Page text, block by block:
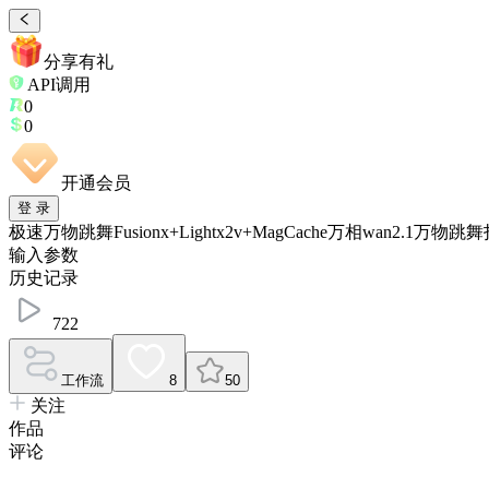
分享有礼
API调用
0
0
开通会员
登 录
极速万物跳舞Fusionx+Lightx2v+MagCache万相wan2.1万物跳
输入参数
历史记录
722
工作流 8 50
关注
作品
评论